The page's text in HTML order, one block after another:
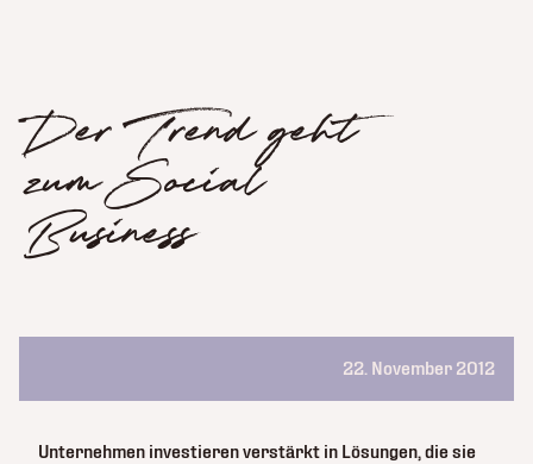
Der Trend geht
zum Social
Business
22. November 2012
Unternehmen investieren verstärkt in Lösungen, die sie